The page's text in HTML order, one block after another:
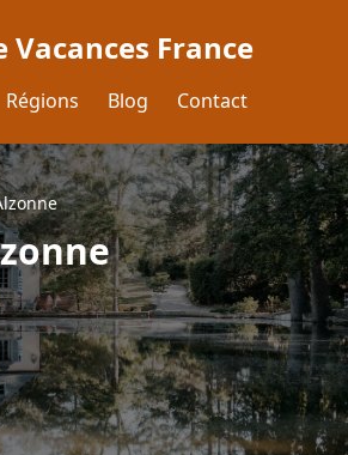
Vacances France
Régions Blog Contact